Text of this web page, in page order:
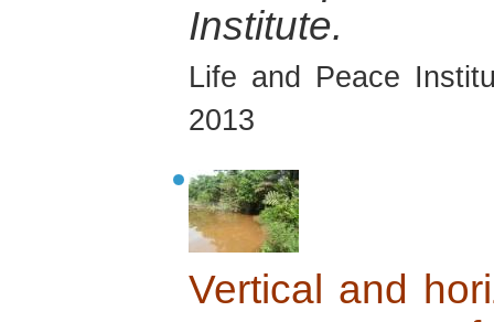
Institute.
Life and Peace
2013
Vertical and